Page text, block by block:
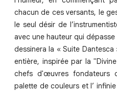
chacun de ces versants, le
le seul désir de
avec une hauteur qui
dessinera la « Suite
entière, inspirée par la
chefs d'œuvres fondateurs
palette de couleurs et l’